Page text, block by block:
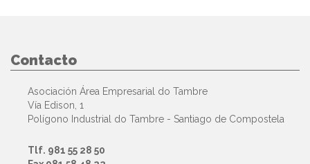
Contacto
Asociación Área Empresarial do Tambre
Vía Edison, 1
Polígono Industrial do Tambre - Santiago de Compostela
Tlf. 981 55 28 50